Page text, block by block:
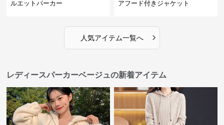
ルエットパーカー
アフード付きジャケット
人気アイテム一覧へ ›
レディースパーカーベージュの新着アイテム